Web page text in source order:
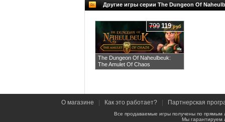
Другие игры серии The Dungeon Of
The Dungeon Of Naheulbeuk:
The Amulet Of Chaos
799 119руб
О магазине Как это работает? Партнерская
Все продаваемые игры получены по
Мы гарантируем